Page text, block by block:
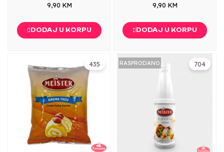
9,90 KM
DODAJ U KORPU
9,90 KM
DODAJ U KORPU
435 704
RASPRODANO